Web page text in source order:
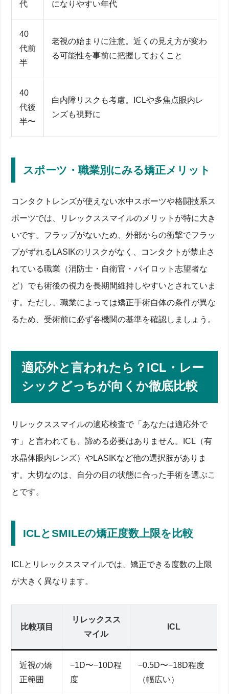
代
になりやすい年代
40
代前
半
老視の始まりに注意。近くの見え方が変わ
る可能性を事前に把握しておくこと
40
代後
半〜
白内障リスクも考慮。ICLや多焦点眼内レ
ンズも視野に
スポーツ・職業別にみる矯正メリット
コンタクトレンズが使えない水中スポーツや格闘技系ス
ポーツでは、リレックススマイルのメリットが特に大き
いです。フラップがないため、外部からの衝撃でフラッ
プがずれるLASIKのリスクがなく、コンタクトが禁止さ
れている職業（消防士・自衛官・パイロット志望者な
ど）でも術後の視力を長期間維持しやすいとされていま
す。ただし、職業によっては矯正手術自体の条件が異な
るため、受術前に必ず各機関の基準を確認しましょう。
適応外と言われたら？ICL・レー
シックどっちが向くか徹底比較
リレックススマイルの適応検査で「あなたは適応外で
す」と言われても、諦める必要はありません。ICL（有
水晶体眼内レンズ）やLASIKなど他の選択肢がありま
す。大切なのは、自分の目の状態に合った手術を選ぶこ
とです。
ICLとSMILEの矯正度数上限を比較
ICLとリレックススマイルでは、矯正できる度数の上限
が大きく異なります。
比較項目
リレックスス
マイル
ICL
近視の矯
正範囲
−1D〜−10D程
度
−0.5D〜−18D程度
（幅広い）